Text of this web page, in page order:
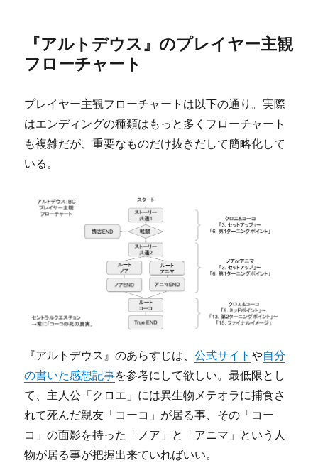
『アルトデウス』のプレイヤー主観
フローチャート
プレイヤー主観フローチャートは以下の通り。実際
はエンディングの種類はもっと多くフローチャート
も複雑だが、重要なものだけ抜きだして簡略化して
いる。
『アルトデウス』のあらすじは、公式サイトや自分
の書いた感想記事を参考にして欲しい。最低限とし
て、主人公「クロエ」には異生物メテオラに捕食さ
れて死んだ親友「コーコ」が居る事、その「コー
コ」の面影を持った「ノア」と「アニマ」という人
物が居る事が把握出来ていればいい。